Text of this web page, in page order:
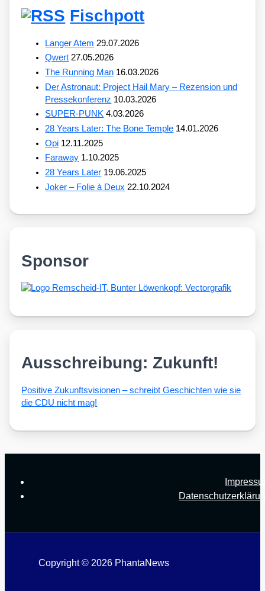
Fischpott
Langer Atem 29.07.2026
Qwert 27.05.2026
The Running Man 16.03.2026
Der Astronaut: Project Hail Mary – Rezension und
Pressekonferenz 10.03.2026
SUPER-PUNK 4.03.2026
28 Years Later: The Bone Temple 14.01.2026
Opi 12.11.2025
Faraway 1.10.2025
28 Years Later 19.06.2025
Joker – Folie à Deux 22.10.2024
Sponsor
Ausschreibung: Zukunft!
Posi­ti­ve Zukunfts­vi­sio­nen – schreibt Geschich­ten wie sie
die CDU nicht mag!
Copyright © 2026 PhantaNews